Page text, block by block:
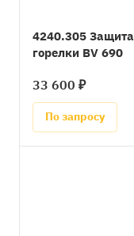
4240.305 Защита
горелки BV 690
33 600 ₽
По запросу